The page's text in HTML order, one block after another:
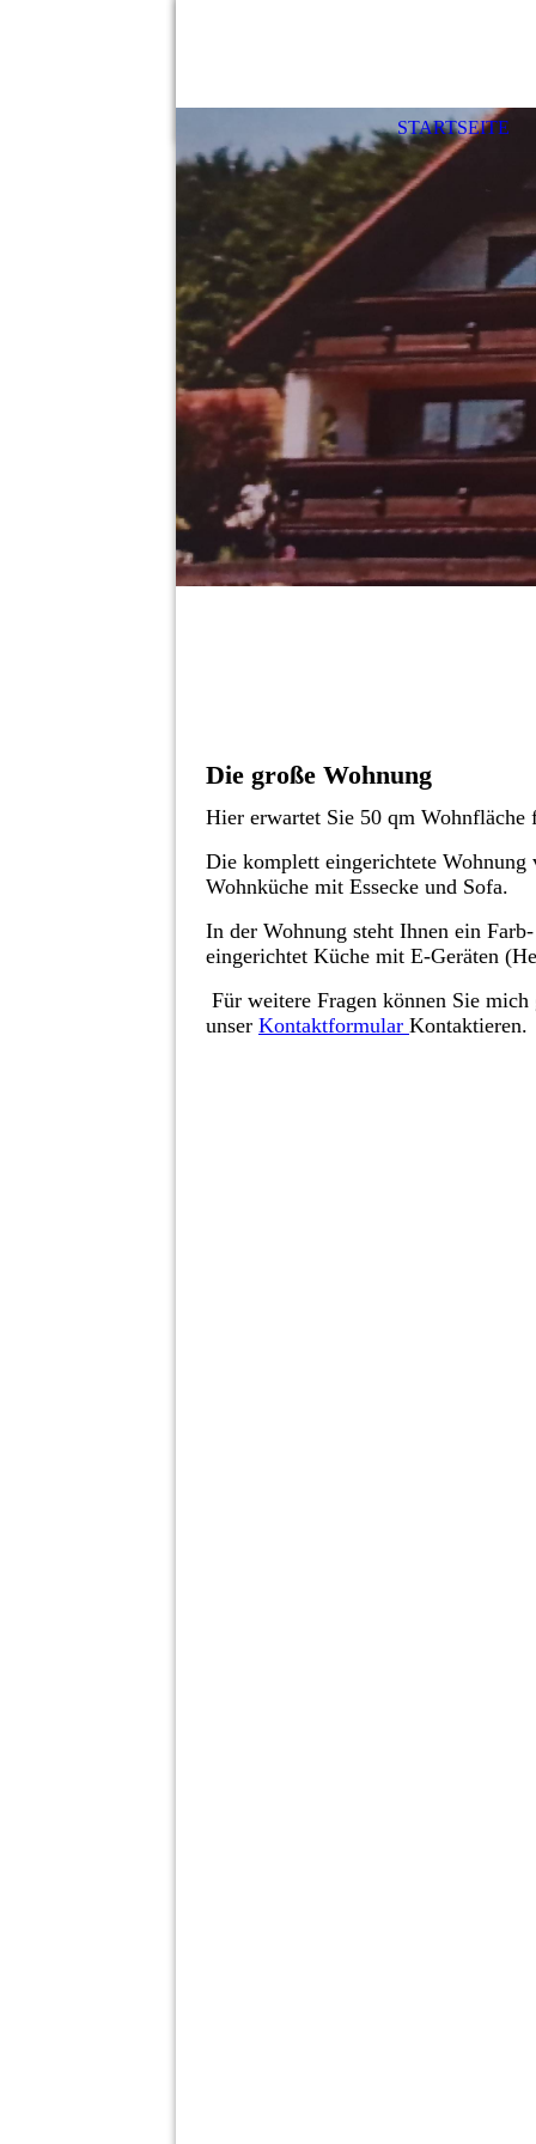
STARTSEITE
Die große Wohnung
Hier erwartet Sie 50 qm Wohnfläche
Die komplett eingerichtete
Wohnküche mit Essecke und Sofa.
In der Wohnung steht Ihnen ein
eingerichtet Küche mit E-Geräten
Für weitere Fragen können Sie
unser Kontaktformular Kontaktieren.